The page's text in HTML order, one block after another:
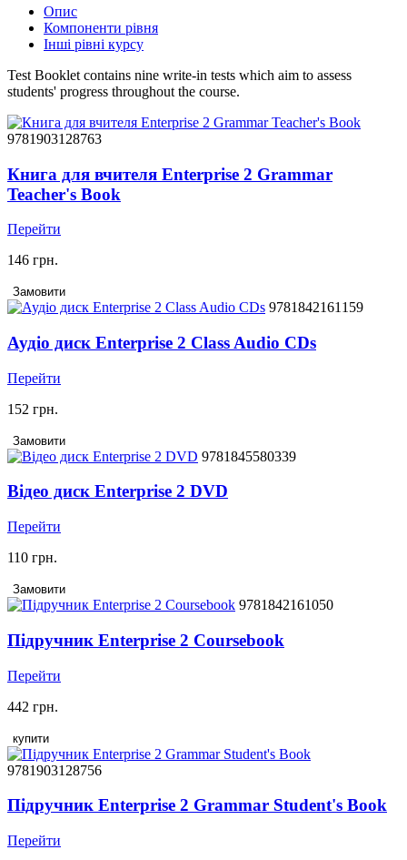
Опис
Компоненти рівня
Інші рівні курсу
Test Booklet contains nine write-in tests which aim to assess
students' progress throughout the course.
9781903128763
Книга для вчителя Enterprise 2 Grammar
Teacher's Book
Перейти
146 грн.
Замовити
9781842161159
Аудіо диск Enterprise 2 Class Audio CDs
Перейти
152 грн.
Замовити
9781845580339
Відео диск Enterprise 2 DVD
Перейти
110 грн.
Замовити
9781842161050
Підручник Enterprise 2 Coursebook
Перейти
442 грн.
купити
9781903128756
Підручник Enterprise 2 Grammar Student's Book
Перейти